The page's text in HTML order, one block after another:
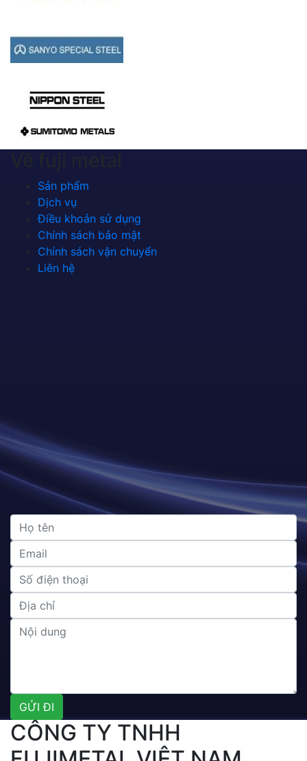
Sản phẩm
Dịch vụ
Điều khoản sử dụng
Chính sách bảo mật
Chính sách vận chuyển
Liên hệ
CÔNG TY TNHH